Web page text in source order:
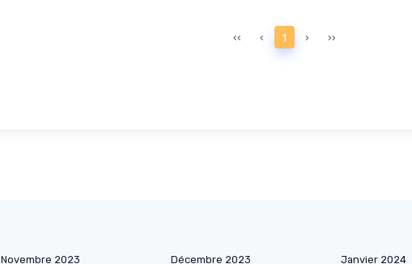
‹‹ ‹ 1 › ››
Novembre 2023 Décembre 2023 Janvier 2024